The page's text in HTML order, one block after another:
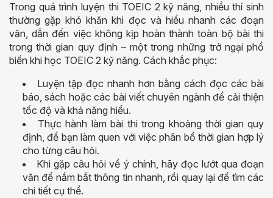
Trong quá trình luyện thi TOEIC 2 kỹ năng, nhiều thí sinh
thường gặp khó khăn khi đọc và hiểu nhanh các đoạn
văn, dẫn đến việc không kịp hoàn thành toàn bộ bài thi
trong thời gian quy định – một trong những trở ngại phổ
biến khi học TOEIC 2 kỹ năng. Cách khắc phục:
Luyện tập đọc nhanh hơn bằng cách đọc các bài
báo, sách hoặc các bài viết chuyên ngành để cải thiện
tốc độ và khả năng hiểu.
Thực hành làm bài thi trong khoảng thời gian quy
định, để bạn làm quen với việc phân bổ thời gian hợp lý
cho từng câu hỏi.
Khi gặp câu hỏi về ý chính, hãy đọc lướt qua đoạn
văn để nắm bắt thông tin nhanh, rồi quay lại để tìm các
chi tiết cụ thể.